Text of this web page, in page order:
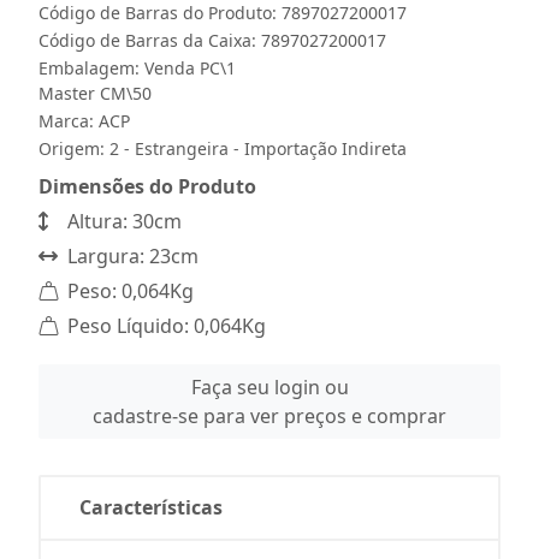
Código de Barras do Produto: 7897027200017
Código de Barras da Caixa: 7897027200017
Embalagem: Venda PC\1
Master CM\50
Marca: ACP
Origem: 2 - Estrangeira - Importação Indireta
Dimensões do Produto
Altura: 30cm
Largura: 23cm
Peso: 0,064Kg
Peso Líquido: 0,064Kg
Faça seu login ou
cadastre-se para ver preços e comprar
Características